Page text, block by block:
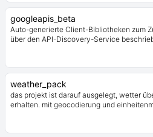
googleapis_beta
Auto-generierte Client-Bibliotheken zum
über den API-Discovery-Service
weather_pack
das projekt ist darauf ausgelegt, wetter
erhalten. mit geocodierung und